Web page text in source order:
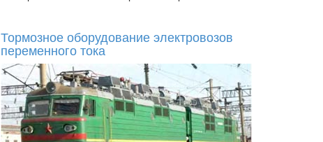
Тормозное оборудование электровозов
переменного тока